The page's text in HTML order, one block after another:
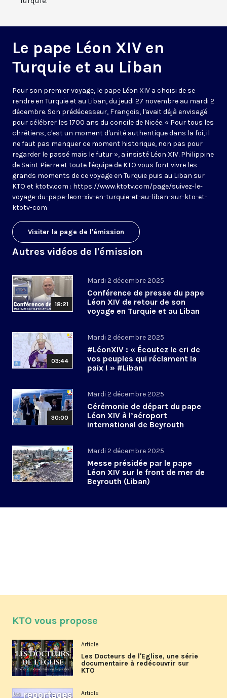
Le pape Léon XIV en
Turquie et au Liban
Pour son premier voyage, le pape Léon XIV a choisi de se
rendre en Turquie et au Liban, du jeudi 27 novembre au mardi 2
décembre. Son prédécesseur, François, l'avait déjà envisagé
pour célébrer les 1700 ans du concile de Nicée. « Pour tous les
chrétiens, c'est un moment d'unité authentique dans la foi, il
ne faut pas manquer ce moment historique, non pas pour
regarder le passé mais le futur », a insisté Léon XIV. Philippine
de Saint Pierre et toute l'équipe de KTO vous font vivre les
grands moments de ce voyage en Turquie puis au Liban sur
KTO et ktotv.com : https://www.ktotv.com/page/suivez-le-
voyage-du-pape-leon-xiv-en-turquie-et-au-liban-sur-kto-et-
ktotv-com
Visiter la page de l'émission
Autres vidéos de l'émission
18:21
Mardi 2 décembre 2025
Conférence de presse du pape
Léon XIV de retour de son
voyage en Turquie et au Liban
03:44
Mardi 2 décembre 2025
#LéonXIV : « Écoutez le cri de
vos peuples qui réclament la
paix ! » #Liban
30:00
Mardi 2 décembre 2025
Cérémonie de départ du pape
Léon XIV à l’aéroport
international de Beyrouth
Mardi 2 décembre 2025
Messe présidée par le pape
Léon XIV sur le front de mer de
Beyrouth (Liban)
KTO vous propose
Article
Les Docteurs de l'Église, une série
documentaire à redécouvrir sur
KTO
Article